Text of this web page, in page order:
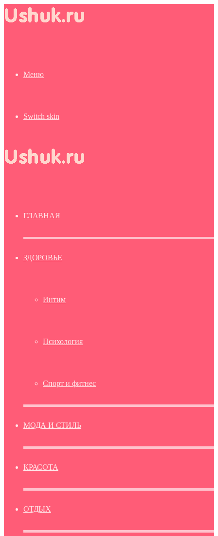
Меню
Switch skin
ГЛАВНАЯ
ЗДОРОВЬЕ
Интим
Психология
Спорт и фитнес
МОДА И СТИЛЬ
КРАСОТА
ОТДЫХ